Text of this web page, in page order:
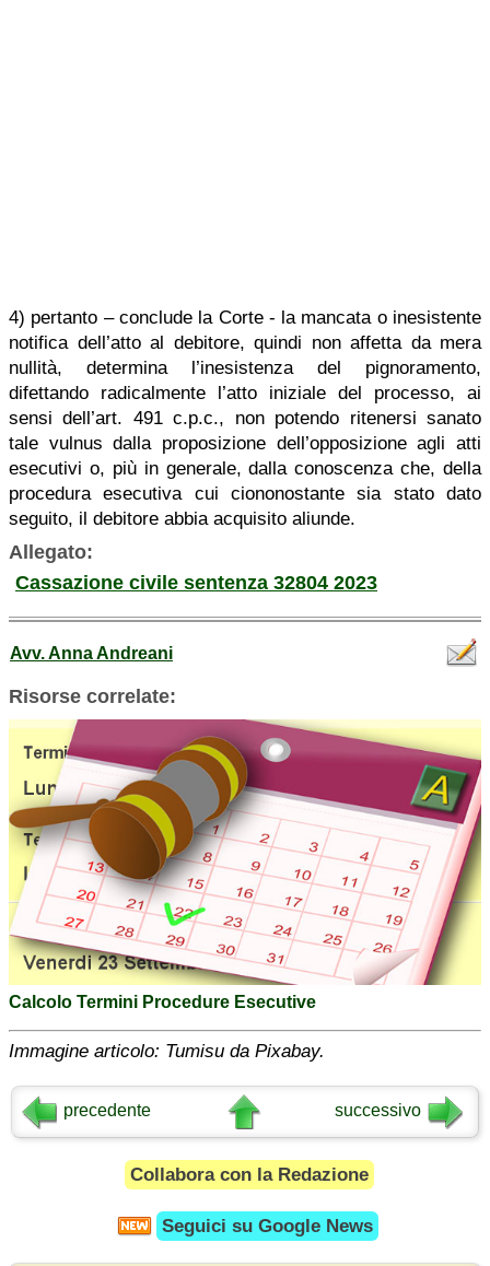
4) pertanto – conclude la Corte - la mancata o inesistente
notifica dell’atto al debitore, quindi non affetta da mera
nullità, determina l’inesistenza del pignoramento,
difettando radicalmente l’atto iniziale del processo, ai
sensi dell’art. 491 c.p.c., non potendo ritenersi sanato
tale vulnus dalla proposizione dell’opposizione agli atti
esecutivi o, più in generale, dalla conoscenza che, della
procedura esecutiva cui ciononostante sia stato dato
seguito, il debitore abbia acquisito aliunde.
Allegato:
Cassazione civile sentenza 32804 2023
Avv. Anna Andreani
Risorse correlate:
Calcolo Termini Procedure Esecutive
Immagine articolo: Tumisu da Pixabay.
precedente successivo
Collabora con la Redazione
Seguici su Google News